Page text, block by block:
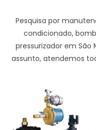
Pesquisa por
condicionado,
pressurizador em São
assunto, atendemos